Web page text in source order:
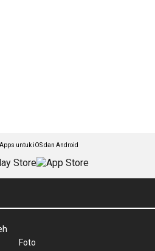
untuk iOS dan Android
Foto